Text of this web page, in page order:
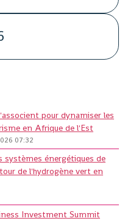
pour dynamiser les
en Afrique de l'Est
07:32
systèmes énergétiques de
de l'hydrogène vert en
Investment Summit